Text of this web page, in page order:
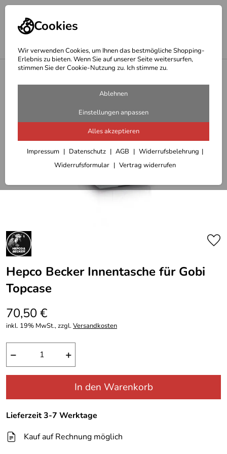
Cookies
Wir verwenden Cookies, um Ihnen das bestmögliche Shopping-
Erlebnis zu bieten. Wenn Sie auf unserer Seite weitersurfen,
stimmen Sie der Cookie-Nutzung zu. Ich stimme zu.
Ablehnen
Einstellungen anpassen
Alles akzeptieren
Impressum Datenschutz AGB
Widerrufsbelehrung
Widerrufsformular
Vertrag widerrufen
Hepco & Becker Topcase
Hepco Becker Innentasche für Gobi
Topcase
70,50 €
inkl. 19% MwSt., zzgl.Versandkosten
− +
In den Warenkorb
Lieferzeit 3-7 Werktage
Kauf auf Rechnung möglich